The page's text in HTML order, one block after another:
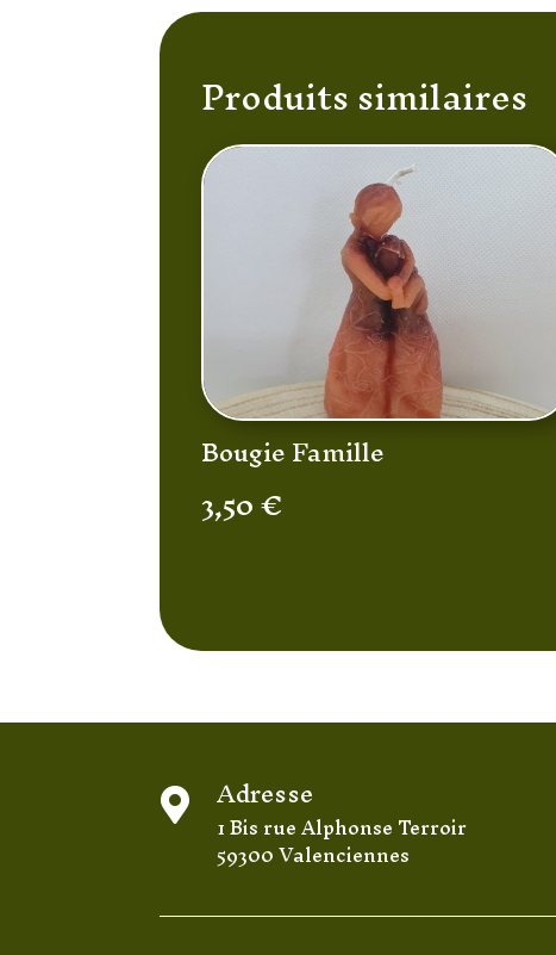
Produits similaires
Bougie Famille
3,50€
 Adresse
1 Bis rue Alphonse Terroir
59300 Valenciennes